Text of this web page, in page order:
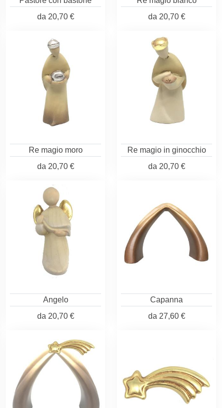
da 20,70 €
da 20,70 €
Re magio moro
da 20,70 €
Re magio in ginocchio
da 20,70 €
Angelo
da 20,70 €
Capanna
da 27,60 €